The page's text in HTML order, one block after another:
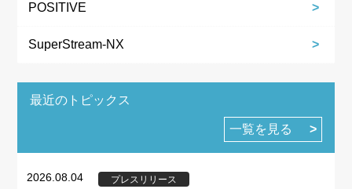
POSITIVE
SuperStream-NX
最近のトピックス
一覧を見る
2026.08.04 プレスリリース